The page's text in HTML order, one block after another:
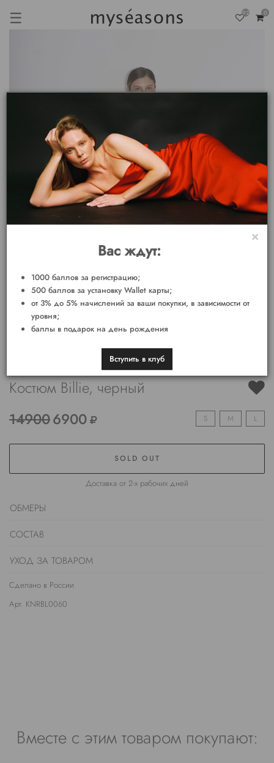
☰ 92 0
Костюм Billie, черный
149006900 S M L
SOLD OUT
Доставка от 2-х рабочих дней
ОБМЕРЫ
СОСТАВ
УХОД ЗА ТОВАРОМ
Сделано в России
Арт. KNRBL0060
Вместе с этим товаром покупают:
×
Вас ждут:
1000 баллов за регистрацию;
500 баллов за установку Wallet карты;
от 3% до 5% начислений за ваши покупки, в зависимости от
уровня;
баллы в подарок на день рождения
Вступить в клуб